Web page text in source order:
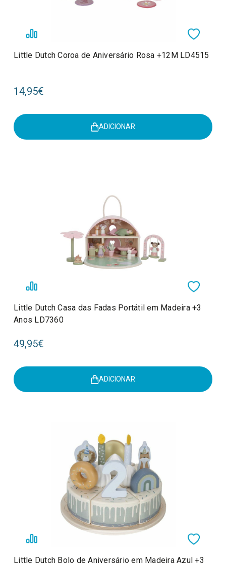
Little Dutch Coroa de Aniversário Rosa +12M LD4515
14,95€
ADICIONAR
Little Dutch Casa das Fadas Portátil em Madeira +3
Anos LD7360
49,95€
ADICIONAR
Little Dutch Bolo de Aniversário em Madeira Azul +3